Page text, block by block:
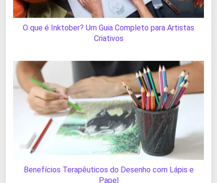
O que é Inktober? Um Guia Completo para Artistas
Criativos
Benefícios Terapêuticos do Desenho com Lápis e
Papel